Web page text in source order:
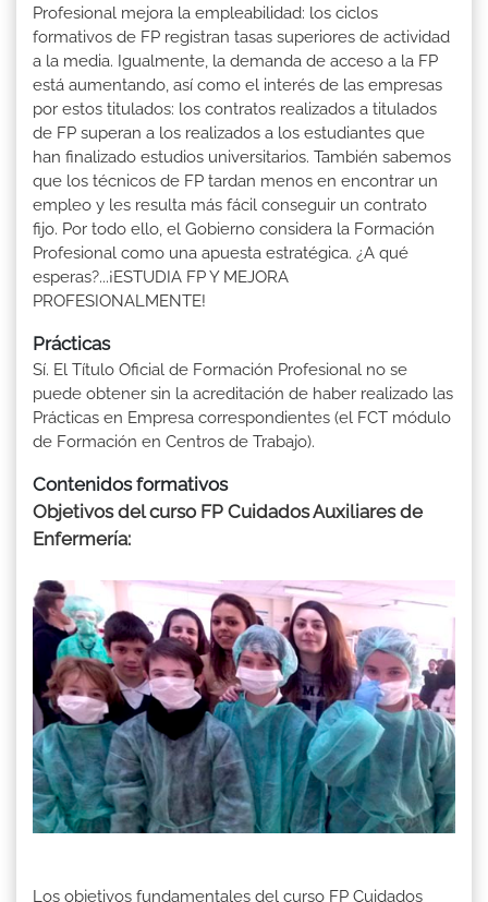
Profesional mejora la empleabilidad: los ciclos
formativos de FP registran tasas superiores de actividad
a la media. Igualmente, la demanda de acceso a la FP
está aumentando, así como el interés de las empresas
por estos titulados: los contratos realizados a titulados
de FP superan a los realizados a los estudiantes que
han finalizado estudios universitarios. También sabemos
que los técnicos de FP tardan menos en encontrar un
empleo y les resulta más fácil conseguir un contrato
fijo. Por todo ello, el Gobierno considera la Formación
Profesional como una apuesta estratégica. ¿A qué
esperas?...¡ESTUDIA FP Y MEJORA
PROFESIONALMENTE!
Prácticas
Sí. El Título Oficial de Formación Profesional no se
puede obtener sin la acreditación de haber realizado las
Prácticas en Empresa correspondientes (el FCT módulo
de Formación en Centros de Trabajo).
Contenidos formativos
Objetivos del curso FP Cuidados Auxiliares de
Enfermería:
Los objetivos fundamentales del curso FP Cuidados